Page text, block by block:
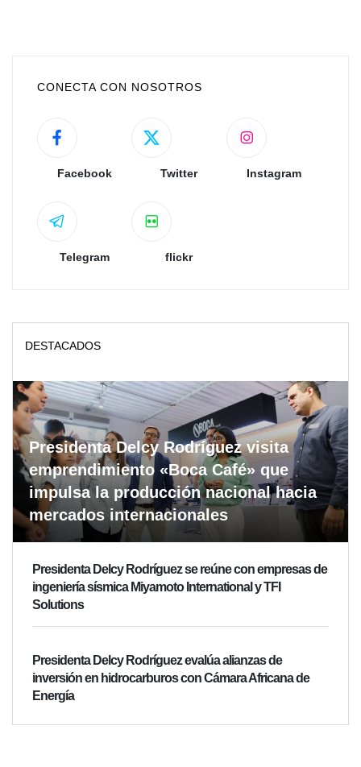
CONECTA CON NOSOTROS
Facebook Twitter Instagram
Telegram flickr
DESTACADOS
Presidenta Delcy Rodríguez visita
emprendimiento «Boca Café» que
impulsa la producción nacional hacia
mercados internacionales
Presidenta Delcy Rodríguez se reúne con empresas de
ingeniería sísmica Miyamoto International y TFI
Solutions
Presidenta Delcy Rodríguez evalúa alianzas de
inversión en hidrocarburos con Cámara Africana de
Energía